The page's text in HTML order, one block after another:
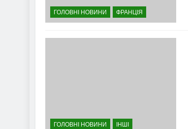
ГОЛОВНІ НОВИНИ ФРАНЦІЯ
ГОЛОВНІ НОВИНИ ІНШІ